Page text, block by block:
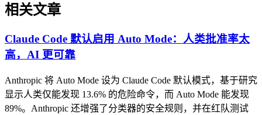
相关文章
Claude Code 默认启用 Auto Mode：人类批准率太
高，AI 更可靠
Anthropic 将 Auto Mode 设为 Claude Code 默认模式，基于研究
显示人类仅能发现 13.6% 的危险命令，而 Auto Mode 能发现
89%。Anthropic 还增强了分类器的安全规则，并在红队测试